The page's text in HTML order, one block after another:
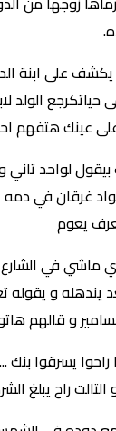
على ابنة
الولد
عينك هتفهم
بيقول لواحد
غرقان في دمه
يعوم
ماشي في
و يقوله
و قالهم
راحوا يسرقوا
راح يبلغ